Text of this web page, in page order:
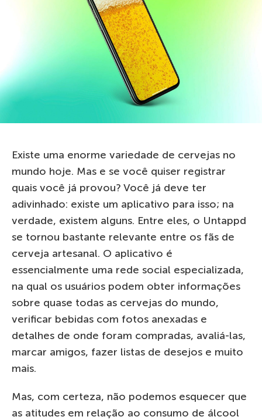
Existe uma enorme variedade de cervejas no
mundo hoje. Mas e se você quiser registrar
quais você já provou? Você já deve ter
adivinhado: existe um aplicativo para isso; na
verdade, existem alguns. Entre eles, o Untappd
se tornou bastante relevante entre os fãs de
cerveja artesanal. O aplicativo é
essencialmente uma rede social especializada,
na qual os usuários podem obter informações
sobre quase todas as cervejas do mundo,
verificar bebidas com fotos anexadas e
detalhes de onde foram compradas, avaliá-las,
marcar amigos, fazer listas de desejos e muito
mais.
Mas, com certeza, não podemos esquecer que
as atitudes em relação ao consumo de álcool